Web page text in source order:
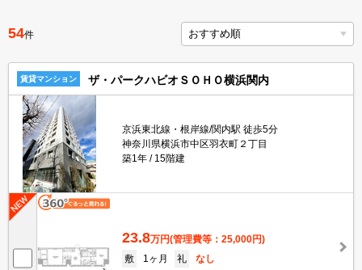
TOP
54件
賃貸マンション ザ・パークハビオＳＯＨＯ横浜関内
京浜東北線・根岸線/関内駅 徒歩5分
神奈川県横浜市中区羽衣町２丁目
築1年
15階建
23.8万円(管理費等：25,000円)
敷
1ヶ月 礼
なし